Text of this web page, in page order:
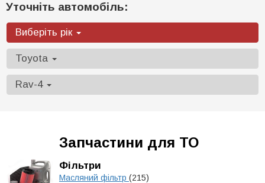
Уточніть автомобіль:
Виберіть рік
Toyota
Rav-4
Запчастини для ТО
Фільтри
Масляний фільтр (215)